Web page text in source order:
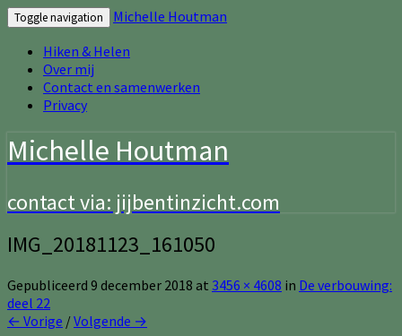
Toggle navigation
Michelle Houtman
Hiken & Helen
Over mij
Contact en samenwerken
Privacy
Michelle Houtman
contact via: jijbentinzicht.com
IMG_20181123_161050
Gepubliceerd 9 december 2018 at 3456 × 4608 in De verbouwing:
deel 22
← Vorige /Volgende →